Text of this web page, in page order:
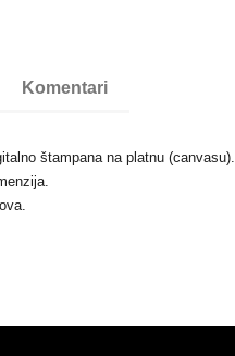
Komentari
štampana na platnu (canvasu).